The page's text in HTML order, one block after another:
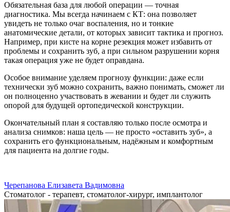
Обязательная база для любой операции — точная
диагностика. Мы всегда начинаем с КТ: она позволяет
увидеть не только очаг воспаления, но и тонкие
анатомические детали, от которых зависит тактика и прогноз.
Например, при кисте на корне резекция может избавить от
проблемы и сохранить зуб, а при сильном разрушении корня
такая операция уже не будет оправдана.
Особое внимание уделяем прогнозу функции: даже если
технически зуб можно сохранить, важно понимать, сможет ли
он полноценно участвовать в жевании и будет ли служить
опорой для будущей ортопедической конструкции.
Окончательный план я составляю только после осмотра и
анализа снимков: наша цель — не просто «оставить зуб», а
сохранить его функциональным, надёжным и комфортным
для пациента на долгие годы.
Черепанова Елизавета Вадимовна
Стоматолог - терапевт, стоматолог-хирург, имплантолог